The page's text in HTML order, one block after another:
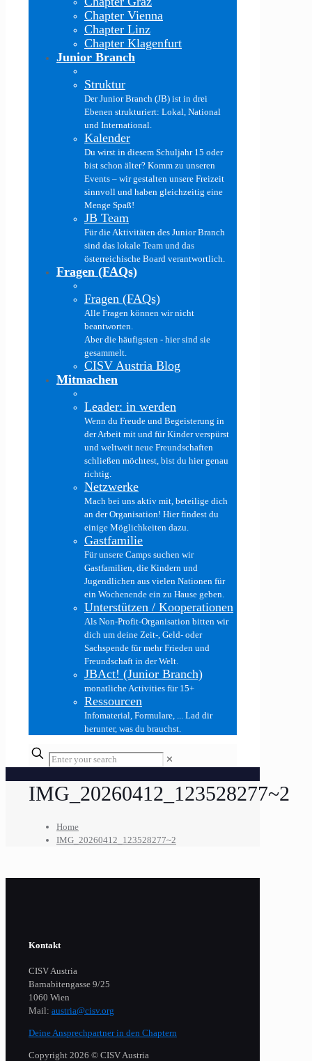
Chapter Vienna
Chapter Linz
Chapter Klagenfurt
Junior Branch
Struktur
Der Junior Branch (JB) ist in drei
Ebenen strukturiert: Lokal, National
und International.
Kalender
Du wirst in diesem Schuljahr 15 oder
bist schon älter? Komm zu unseren
Events – wir gestalten unsere Freizeit
sinnvoll und haben gleichzeitig eine
Menge Spaß!
JB Team
Für die Aktivitäten des Junior Branch
sind das lokale Team und das
österreichische Board verantwortlich.
Fragen (FAQs)
Fragen (FAQs)
Alle Fragen können wir nicht
beantworten.
Aber die häufigsten - hier sind sie
gesammelt.
CISV Austria Blog
Mitmachen
Leader: in werden
Wenn du Freude und Begeisterung in
der Arbeit mit und für Kinder verspürst
und weltweit neue Freundschaften
schließen möchtest, bist du hier genau
richtig.
Netzwerke
Mach bei uns aktiv mit, beteilige dich
an der Organisation! Hier findest du
einige Möglichkeiten dazu.
Gastfamilie
Für unsere Camps suchen wir
Gastfamilien, die Kindern und
Jugendlichen aus vielen Nationen für
ein Wochenende ein zu Hause geben.
Unterstützen / Kooperationen
Als Non-Profit-Organisation bitten wir
dich um deine Zeit-, Geld- oder
Sachspende für mehr Frieden und
Freundschaft in der Welt.
JBAct! (Junior Branch)
monatliche Activities für 15+
Ressourcen
Infomaterial, Formulare, ... Lad dir
herunter, was du brauchst.
✕
IMG_20260412_123528277~2
Home
IMG_20260412_123528277~2
Kontakt
CISV Austria
Barnabitengasse 9/25
1060 Wien
Mail: austria@cisv.org
Deine Ansprechpartner in den Chaptern
Copyright 2026 © CISV Austria